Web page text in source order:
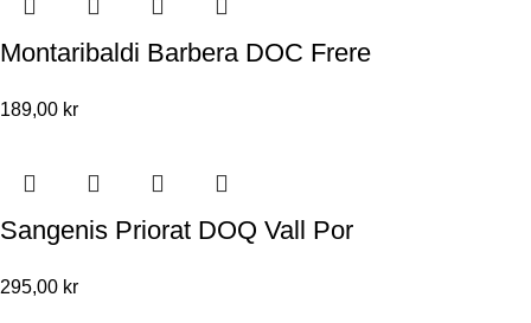
Montaribaldi Barbera DOC Frere
189,00 kr
Sangenis Priorat DOQ Vall Por
295,00 kr